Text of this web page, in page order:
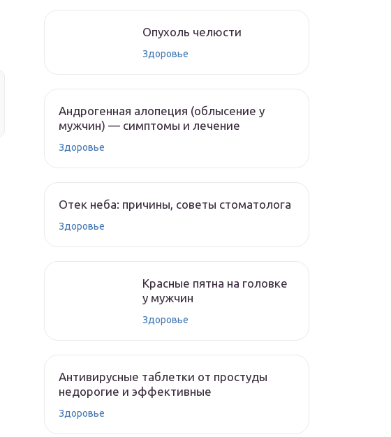
Опухоль челюсти
Здоровье
Андрогенная алопеция (облысение у
мужчин) — симптомы и лечение
Здоровье
Отек неба: причины, советы стоматолога
Здоровье
Красные пятна на головке
у мужчин
Здоровье
Антивирусные таблетки от простуды
недорогие и эффективные
Здоровье